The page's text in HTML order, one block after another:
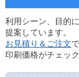
利用シーン、目的
提案しています。
お見積り＆ご注文
印刷価格がチェッ